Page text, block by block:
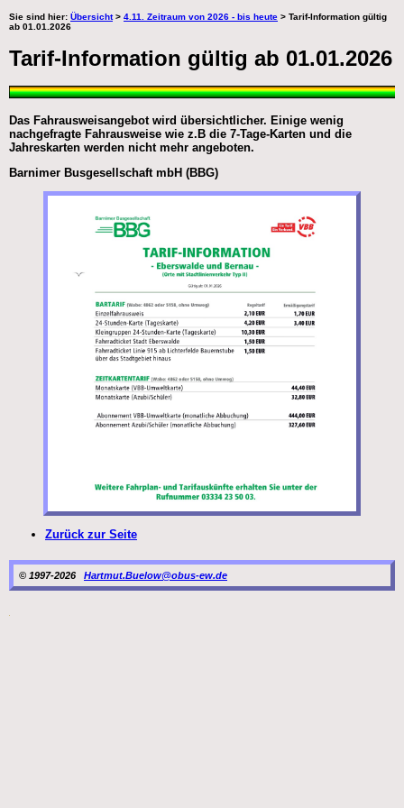
Sie sind hier: Übersicht> 4.11. Zeitraum von 2026 - bis heute > Tarif-Information gültig
ab 01.01.2026
Tarif-Information gültig ab 01.01.2026
Das Fahrausweisangebot wird übersichtlicher. Einige wenig
nachgefragte Fahrausweise wie z.B die 7-Tage-Karten und die
Jahreskarten werden nicht mehr angeboten.
Barnimer Busgesellschaft mbH (BBG)
Zurück zur Seite